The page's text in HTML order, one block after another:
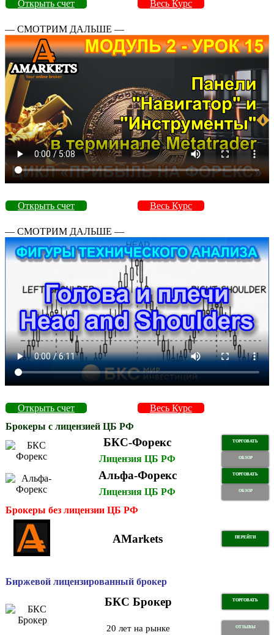
Открыть счет Весь Курс
— СМОТРИМ ДАЛЬШЕ —
Открыть счет Весь Курс
— СМОТРИМ ДАЛЬШЕ —
Открыть счет
Весь Курс
Брокеры с лицензией ЦБ РФ
БКС-Форекс ТОРГОВАТЬ
Лицензия ЦБ РФ ОБЗОР
Альфа-Форекс ТОРГОВАТЬ
Лицензия ЦБ РФ ОБЗОР
Брокеры без лицензии ЦБ РФ
AMarkets ПЕРЕЙТИ
Биржевой лицензированный брокер
БКС Брокер ТОРГОВАТЬ
20 лет на рынке ОТЗЫВЫ